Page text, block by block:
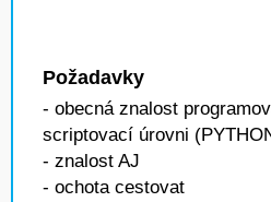
Požadavky
- obecná znalost
scriptovací úrovni
- znalost AJ
- ochota cestovat